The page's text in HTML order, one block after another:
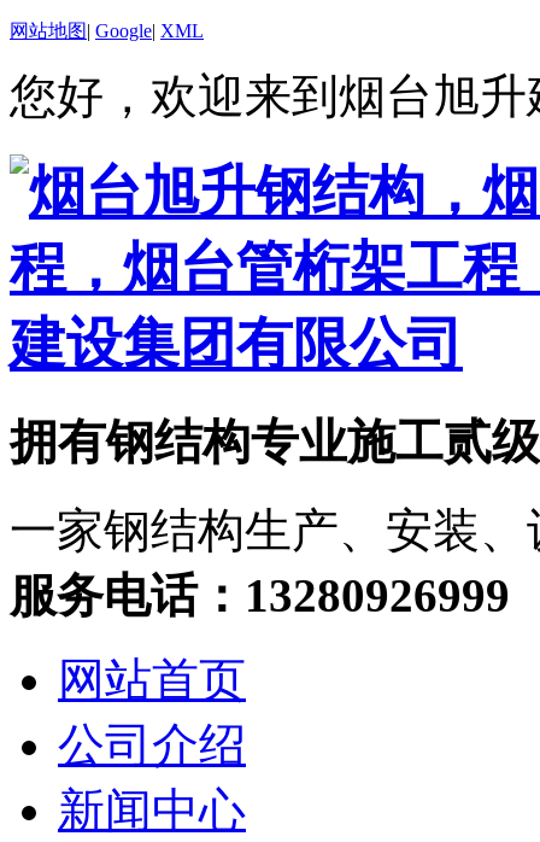
网站地图| Google| XML
您好，欢迎来到烟台旭
拥有钢结构专业施工贰
一家钢结构生产、安装
服务电话：13280926999
网站首页
公司介绍
新闻中心